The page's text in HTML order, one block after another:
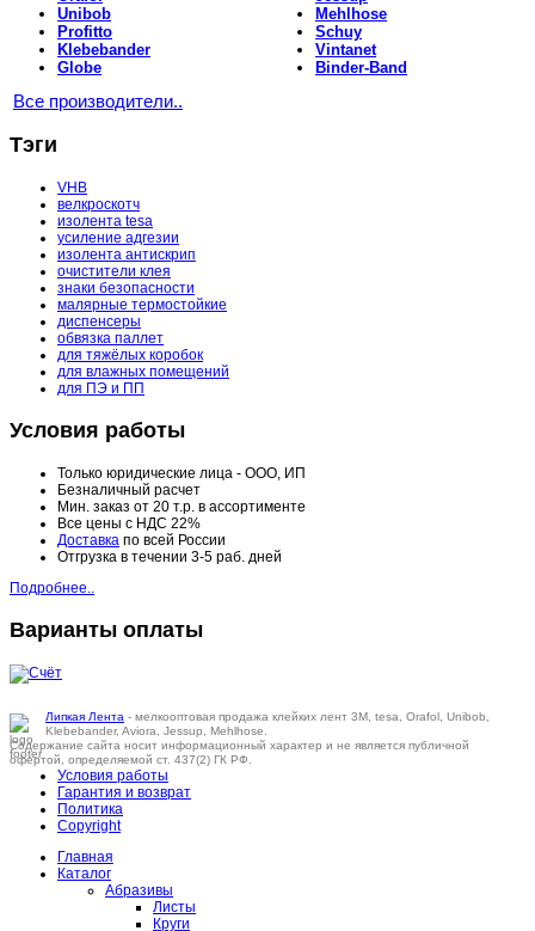
Unibob
Profitto
Klebebander
Globe
Mehlhose
Schuy
Vintanet
Binder-Band
Все производители..
Тэги
VHB
велкроскотч
изолента tesa
усиление адгезии
изолента антискрип
очистители клея
знаки безопасности
малярные термостойкие
диспенсеры
обвязка паллет
для тяжёлых коробок
для влажных помещений
для ПЭ и ПП
Условия работы
Только юридические лица - ООО, ИП
Безналичный расчет
Мин. заказ от 20 т.р. в ассортименте
Все цены с НДС 22%
Доставка по всей России
Отгрузка в течении 3-5 раб. дней
Подробнее..
Варианты оплаты
Липкая Лента - мелкооптовая продажа клейких лент 3M, tesa, Orafol, Unibob,
Klebebander, Aviora, Jessup, Mehlhose.
Содержание сайта носит информационный характер и не является публичной
офертой, определяемой ст. 437(2) ГК РФ.
Условия работы
Гарантия и возврат
Политика
Copyright
Главная
Каталог
Абразивы
Листы
Круги